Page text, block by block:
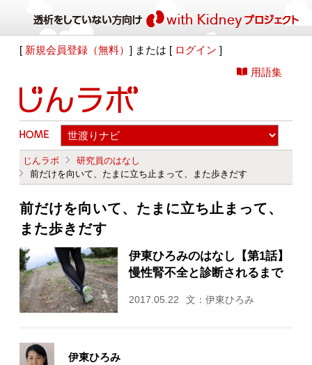
[ 新規会員登録（無料）] または [ ログイン ]
用語集
じんラボ
研究員のはなし
前だけを向いて、たまに立ち止まって、また歩きだす
前だけを向いて、たまに立ち止まって、
また歩きだす
伊東ひろみのはなし【第1話】
慢性腎不全と診断されるまで
2017.05.22 文：伊東ひろみ
伊東ひろみ